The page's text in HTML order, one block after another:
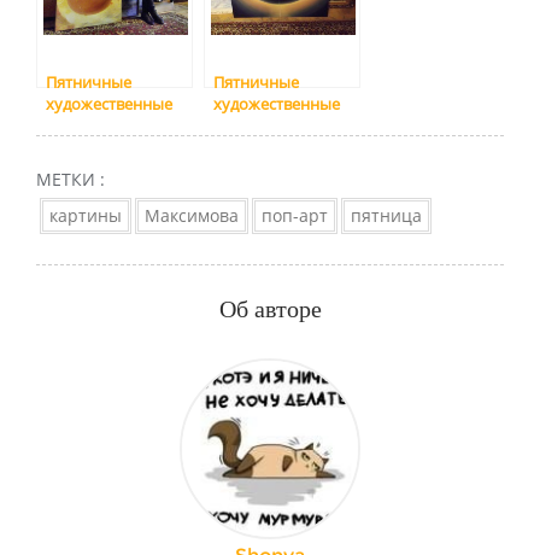
Пятничные
художественные
Пятничные
художественные
МЕТКИ :
картины
Максимова поп-арт пятница
Об авторе